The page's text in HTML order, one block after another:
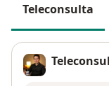
Teleconsulta